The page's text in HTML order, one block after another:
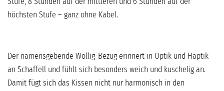
höchsten Stufe – ganz ohne Kabel.
Der namensgebende Wollig-Bezug erinnert in Optik und Haptik
an Schaffell und fühlt sich besonders weich und kuschelig an.
Damit fügt sich das Kissen nicht nur harmonisch in den